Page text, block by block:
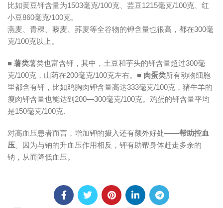
比如黄豆钾含量为1503毫克/100克、芸豆1215毫克/100克、红
小豆860毫克/100克。
燕麦、青稞、藜麦、荞麦等全谷物的钾含量也很高，都在300毫
克/100克以上。
■ 薯类薯类也富含钾，其中，土豆和芋头的钾含量超过300毫
克/100克，山药在200毫克/100克左右。 ■ 肉蛋类所有动物细胞
里都含有钾，比如鸡胸肉钾含量高达333毫克/100克，猪牛羊的
瘦肉钾含量也能达到200—300毫克/100克。鸡蛋的钾含量平均
是150毫克/100克.
对高血压患者而言，增加钾的摄入还有额外好处——帮助控血
压。因为与钠的升血压作用相反，钾有助帮身体赶走多余的
钠，从而降低血压。